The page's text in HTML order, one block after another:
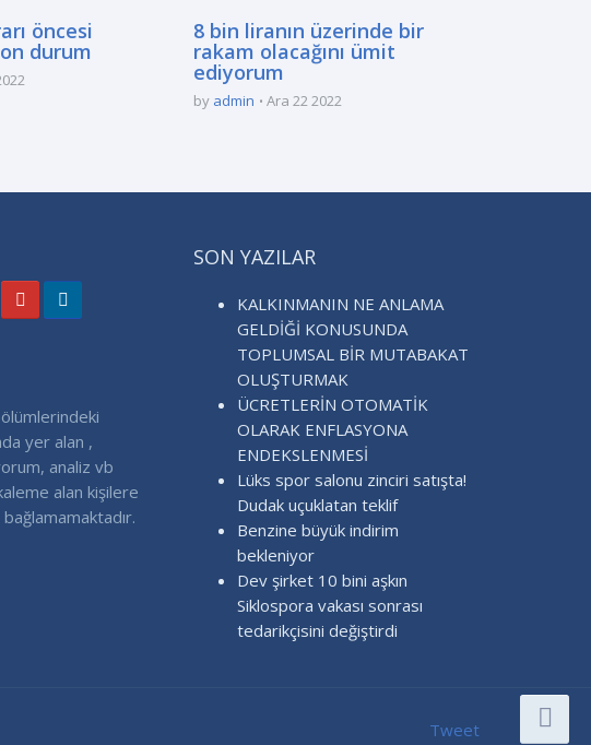
öncesi
durum
8 bin liranın üzerinde bir
rakam olacağını ümit
ediyorum
by admin Ara 22 2022
yer alan ,
analiz vb
alan kişilere
bağlamamaktadır.
SON YAZILAR
KALKINMANIN NE ANLAMA
GELDİĞİ KONUSUNDA
TOPLUMSAL BİR MUTABAKAT
OLUŞTURMAK
ÜCRETLERİN OTOMATİK
OLARAK ENFLASYONA
ENDEKSLENMESİ
Lüks spor salonu zinciri satışta!
Dudak uçuklatan teklif
Benzine büyük indirim
bekleniyor
Dev şirket 10 bini aşkın
Siklospora vakası sonrası
tedarikçisini değiştirdi
Tweet